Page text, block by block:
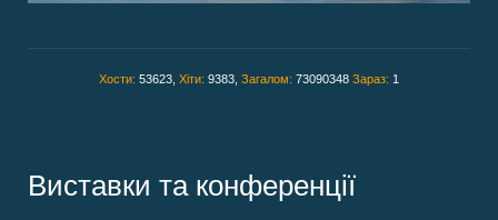
Хости: 53623, Хіти: 9383, Загалом: 73090348 Зараз: 1
Виставки та конференції